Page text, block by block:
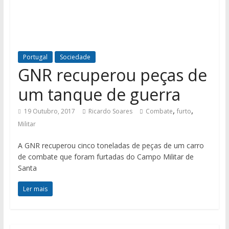
Portugal Sociedade
GNR recuperou peças de
um tanque de guerra
19 Outubro, 2017 Ricardo Soares Combate, furto,
Militar
A GNR recuperou cinco toneladas de peças de um carro
de combate que foram furtadas do Campo Militar de
Santa
Ler mais